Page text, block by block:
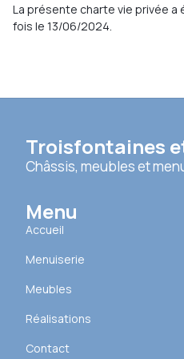
La présente charte vie privée a
fois le 13/06/2024.
Troisfontaines
Châssis, meubles et
Menu
Accueil
Menuiserie
Meubles
Réalisations
Contact